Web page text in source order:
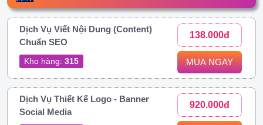
Dịch Vụ Viết Nội Dung (Content)
Chuẩn SEO
Kho hàng: 315
138.000đ
MUA NGAY
Dịch Vụ Thiết Kế Logo - Banner
Social Media
920.000đ